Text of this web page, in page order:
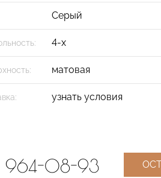
Серый
4-х
матовая
узнать условия
964-08-93